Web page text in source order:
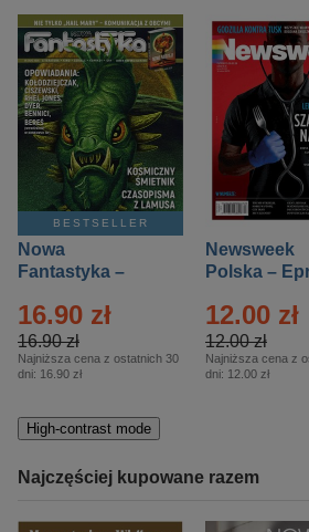
BESTSELLER
Nowa
Fantastyka –
16.90 zł
16.90 zł
Najniższa cena z ostatnich 30
dni: 16.90 zł
Newsweek
Polska –
12.00 zł
12.00 zł
Najniższa cena z
dni: 12.00 zł
High-contrast mode
Najczęściej kupowane razem